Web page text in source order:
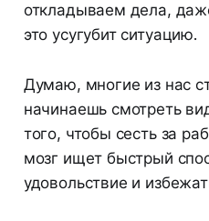
откладываем дела,
это усугубит ситуацию.
Думаю, многие из нас
начинаешь смотреть
того, чтобы сесть за
мозг ищет быстрый
удовольствие и